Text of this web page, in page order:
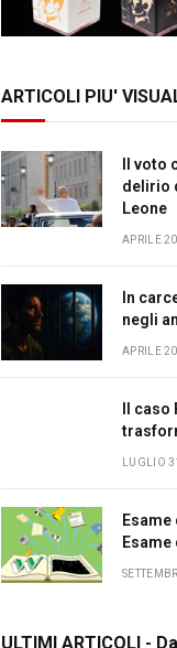
ARTICOLI PIU'
Il voto
delirio
Leone
APRILE
In
negli
APRILE
Il
LUGLIO
ULTIMI ARTICOLI -